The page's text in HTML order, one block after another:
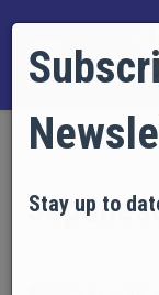
Stay up to